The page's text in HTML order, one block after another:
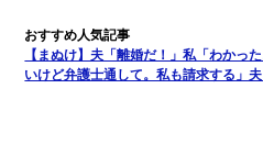
【まぬけ】夫「離婚だ！」私「わかっ
いけど弁護士通して。私も請求する」夫